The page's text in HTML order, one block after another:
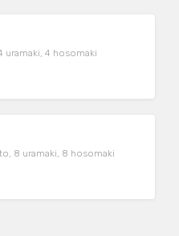
uramaki, 4 hosomaki
8 uramaki, 8 hosomaki